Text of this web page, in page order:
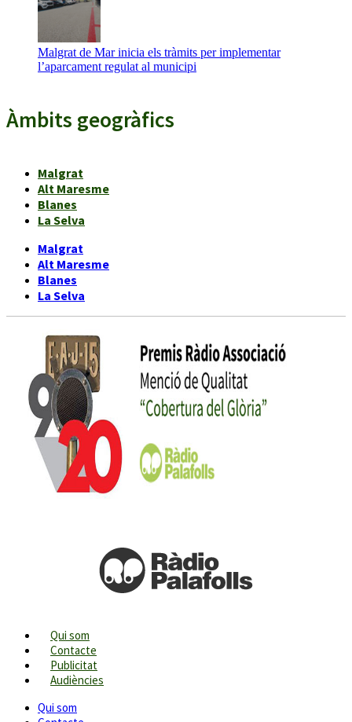
Malgrat de Mar inicia els tràmits per implementar
l’aparcament regulat al municipi
Àmbits geogràfics
Malgrat
Alt Maresme
Blanes
La Selva
Malgrat
Alt Maresme
Blanes
La Selva
Qui som
Contacte
Publicitat
Audiències
Qui som